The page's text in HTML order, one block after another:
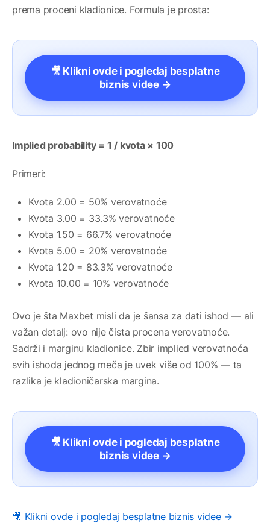
prema proceni kladionice. Formula je prosta:
🎥 Klikni ovde i pogledaj besplatne
biznis videe →
Implied probability = 1 / kvota × 100
Primeri:
Kvota 2.00 = 50% verovatnoće
Kvota 3.00 = 33.3% verovatnoće
Kvota 1.50 = 66.7% verovatnoće
Kvota 5.00 = 20% verovatnoće
Kvota 1.20 = 83.3% verovatnoće
Kvota 10.00 = 10% verovatnoće
Ovo je šta Maxbet misli da je šansa za dati ishod — ali
važan detalj: ovo nije čista procena verovatnoće.
Sadrži i marginu kladionice. Zbir implied verovatnoća
svih ishoda jednog meča je uvek više od 100% — ta
razlika je kladioničarska margina.
🎥 Klikni ovde i pogledaj besplatne
biznis videe →
🎥 Klikni ovde i pogledaj besplatne biznis videe →